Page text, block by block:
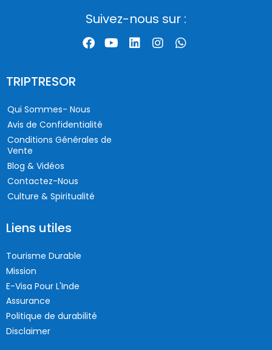
Suivez-nous sur :
TRIPTRESOR
Qui Sommes- Nous
Avis de Confidentialité
Conditions Générales de
Vente
Blog & Vidéos
Contactez-Nous
Culture & Spiritualité
Liens utiles
Tourisme Durable
Mission
E-Visa Pour L'Inde
Assurance
Politique de durabilité
Disclaimer